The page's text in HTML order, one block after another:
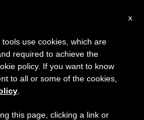
‘Porto’
x
use cookies, which are
required to achieve the
policy. If you want to know
to all or some of the cookies,
this page, clicking a link or